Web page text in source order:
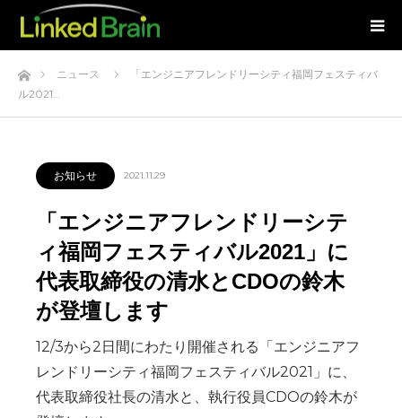
ホームニュース
「エンジニアフレンドリーシティ福岡フェスティバ
ル2021…
お知らせ 2021.11.29
「エンジニアフレンドリーシテ
ィ福岡フェスティバル2021」に
代表取締役の清水とCDOの鈴木
が登壇します
12/3から2日間にわたり開催される「エンジニアフ
レンドリーシティ福岡フェスティバル2021」に、
代表取締役社長の清水と、執行役員CDOの鈴木が